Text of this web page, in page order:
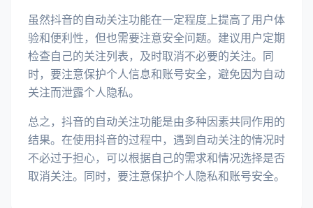
虽然抖音的自动关注功能在一定程度上提高了用户体
验和便利性，但也需要注意安全问题。建议用户定期
检查自己的关注列表，及时取消不必要的关注。同
时，要注意保护个人信息和账号安全，避免因为自动
关注而泄露个人隐私。
总之，抖音的自动关注功能是由多种因素共同作用的
结果。在使用抖音的过程中，遇到自动关注的情况时
不必过于担心，可以根据自己的需求和情况选择是否
取消关注。同时，要注意保护个人隐私和账号安全。